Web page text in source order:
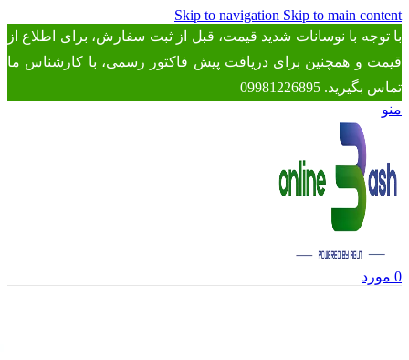
Skip to navigation Skip to main content
با توجه با نوسانات شدید قیمت، قبل از ثبت سفارش، برای اطلاع از
قیمت و همچنین برای دریافت پیش فاکتور رسمی، با کارشناس ما
تماس بگیرید. 09981226895
منو
0 مورد